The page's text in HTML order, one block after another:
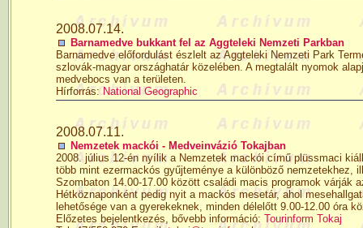
2008.07.14.
Barnamedve bukkant fel az Aggteleki Nemzeti Parkban
Barnamedve előfordulást észlelt az Aggteleki Nemzeti Park
szlovák-magyar országhatár közelében. A megtalált nyomok
medvebocs van a területen.
Hírforrás: National Geographic
2008.07.11.
Nemzetek mackói - Medveinvázió Tokajban
2008. július 12-én nyílik a Nemzetek mackói című plüssmaci
több mint ezermackós gyűjteménye a különböző nemzetekhez,
Szombaton 14.00-17.00 között családi macis programok várják
Hétköznaponként pedig nyit a mackós mesetár, ahol
lehetősége van a gyerekeknek, minden délelőtt 9.00-12.00 óra
Előzetes bejelentkezés, bővebb információ: Tourinform Tokaj